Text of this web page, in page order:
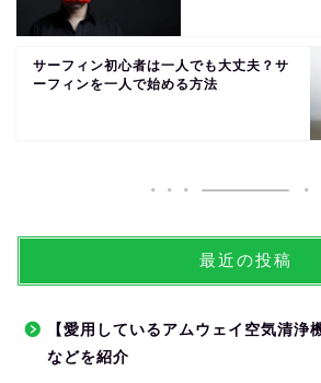
サーフィン初心者は一人でも大丈夫？サ
ーフィンを一人で始める方法
最近の投稿
【愛用しているアムウェイ空気清浄
などを紹介